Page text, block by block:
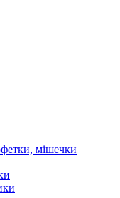
мішечки